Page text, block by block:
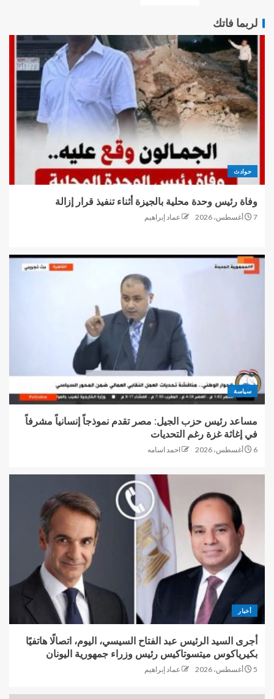
لربما فاتك
حوادث
وفاة رئيس وحدة محلية بالجيزة أثناء تنفيذ قرار إزالة
7 أغسطس، 2026 عماد إبراهيم
سياسة
مساعد رئيس حزب الجيل: مصر تقدم نموذجاً إنسانياً مشرفاً
في إغاثة غزة رغم التحديات
6 أغسطس، 2026 احمد اسامه
أخبار
أجرى السيد الرئيس عبد الفتاح السيسي، اليوم، اتصالًا هاتفيًا
بكيرياكوس ميتسوتاكيس رئيس وزراء جمهورية اليونان
5 أغسطس، 2026 عماد إبراهيم